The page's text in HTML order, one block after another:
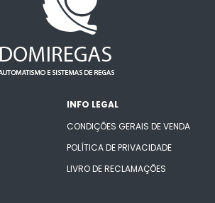
INFO LEGAL
CONDIÇÕES GERAIS DE VENDA
POLÍTICA DE PRIVACIDADE
LIVRO DE RECLAMAÇÕES